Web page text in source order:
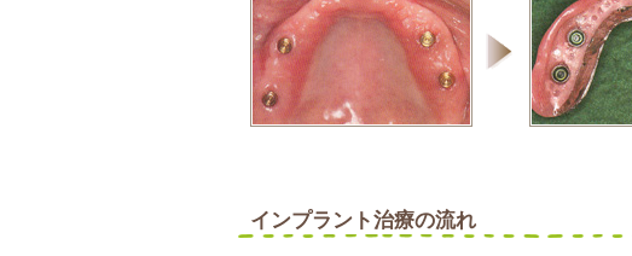
インプラント治療の流れ